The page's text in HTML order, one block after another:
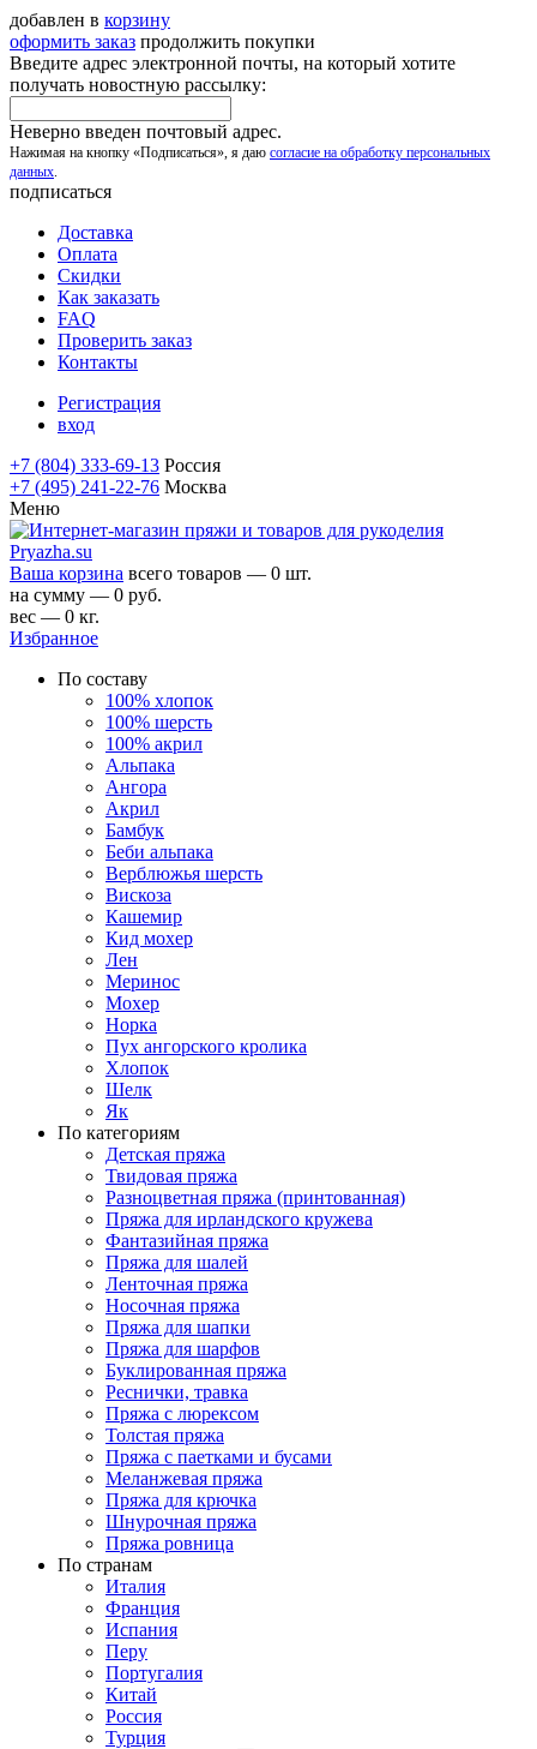
добавлен в корзину
оформить заказ продолжить покупки
Введите адрес электронной почты, на который хотите
получать новостную рассылку:
Неверно введен почтовый адрес.
Нажимая на кнопку «Подписаться», я даю согласие на обработку персональных
данных.
подписаться
Доставка
Оплата
Скидки
Как заказать
FAQ
Проверить заказ
Контакты
Регистрация
вход
+7 (804) 333-69-13 Россия
+7 (495) 241-22-76 Москва
Меню
Ваша корзина всего товаров — 0 шт.
на сумму — 0 руб.
вес — 0 кг.
Избранное
По составу
100% хлопок
100% шерсть
100% акрил
Альпака
Ангора
Акрил
Бамбук
Беби альпака
Верблюжья шерсть
Вискоза
Кашемир
Кид мохер
Лен
Меринос
Мохер
Норка
Пух ангорского кролика
Хлопок
Шелк
Як
По категориям
Детская пряжа
Твидовая пряжа
Разноцветная пряжа (принтованная)
Пряжа для ирландского кружева
Фантазийная пряжа
Пряжа для шалей
Ленточная пряжа
Носочная пряжа
Пряжа для шапки
Пряжа для шарфов
Буклированная пряжа
Реснички, травка
Пряжа с люрексом
Толстая пряжа
Пряжа с паетками и бусами
Меланжевая пряжа
Пряжа для крючка
Шнурочная пряжа
Пряжа ровница
По странам
Италия
Франция
Испания
Перу
Португалия
Китай
Россия
Турция